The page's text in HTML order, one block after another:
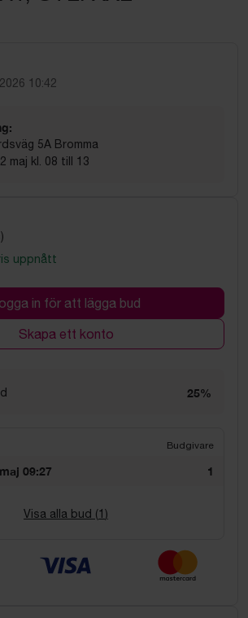
10:42
5A Bromma
maj kl. 08 till 13
uppnått
in för att lägga bud
Skapa ett konto
25%
Budgivare
09:27 1
Visa alla bud (1 )